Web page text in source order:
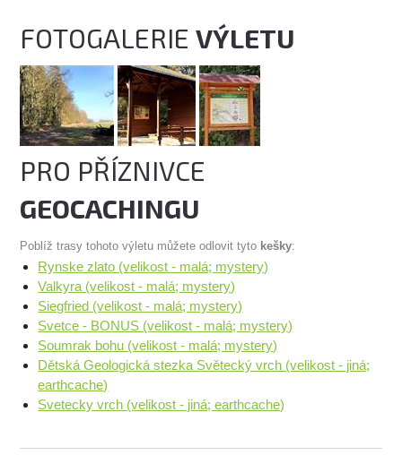
FOTOGALERIEVÝLETU
PRO PŘÍZNIVCE
GEOCACHINGU
Poblíž trasy tohoto výletu můžete odlovit tyto kešky:
Rynske zlato (velikost - malá; mystery)
Valkyra (velikost - malá; mystery)
Siegfried (velikost - malá; mystery)
Svetce - BONUS (velikost - malá; mystery)
Soumrak bohu (velikost - malá; mystery)
Dětská Geologická stezka Světecký vrch (velikost - jiná;
earthcache)
Svetecky vrch (velikost - jiná; earthcache)